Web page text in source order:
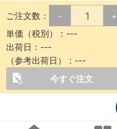
ご注文数： - +
単価（税別）： ---
出荷日： ---
（参考出荷日）： ---
今すぐ注文